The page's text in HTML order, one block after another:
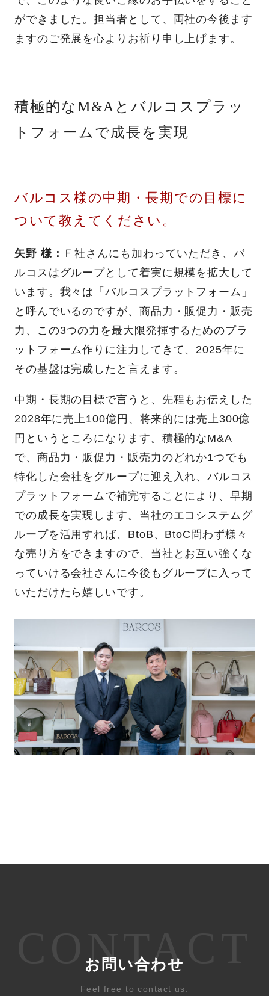
ができました。担当者として、両社の今後ます
ますのご発展を心よりお祈り申し上げます。
積極的なM&Aとバルコスプラッ
トフォームで成長を実現
バルコス様の中期・長期での目標に
ついて教えてください。
矢野 様： Ｆ社さんにも加わっていただき、バ
ルコスはグループとして着実に規模を拡大して
います。我々は「バルコスプラットフォーム」
と呼んでいるのですが、商品力・販促力・販売
力、この3つの力を最大限発揮するためのプラ
ットフォーム作りに注力してきて、2025年に
その基盤は完成したと言えます。
中期・長期の目標で言うと、先程もお伝えした
2028年に売上100億円、将来的には売上300億
円というところになります。積極的なM&A
で、商品力・販促力・販売力のどれか1つでも
特化した会社をグループに迎え入れ、バルコス
プラットフォームで補完することにより、早期
での成長を実現します。当社のエコシステムグ
ループを活用すれば、BtoB、BtoC問わず様々
な売り方をできますので、当社とお互い強くな
っていける会社さんに今後もグループに入って
いただけたら嬉しいです。
CONTACT
お問い合わせ
Feel free to contact us.